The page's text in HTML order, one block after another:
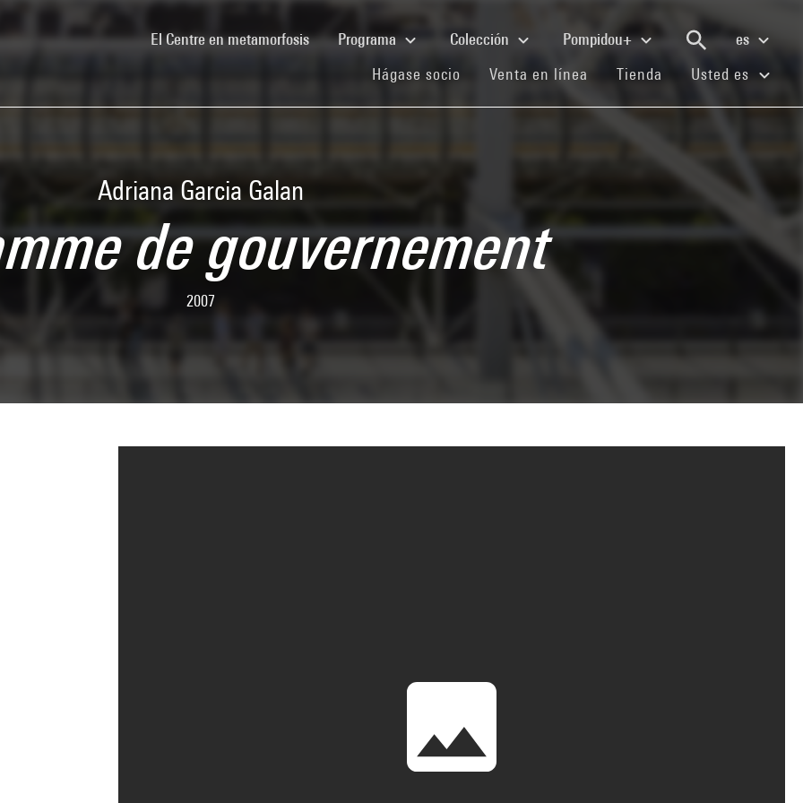
El Centre en metamorfosis(current)Programa Colección Pompidou+
es
Hágase socio (current)
Venta en línea (current)
Tienda (current)
Usted es
Adriana Garcia Galan
de gouvernement
2007